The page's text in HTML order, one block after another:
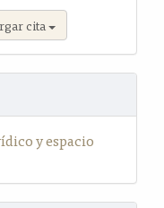
cita
y espacio